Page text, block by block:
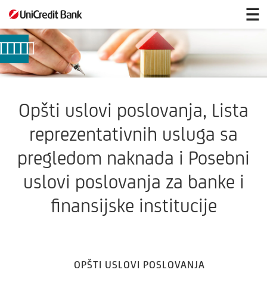
Opšti
uslovi
poslovanja
Opšti uslovi poslovanja, Lista
reprezentativnih usluga sa
pregledom naknada i Posebni
uslovi poslovanja za banke i
finansijske institucije
OPŠTI USLOVI POSLOVANJA